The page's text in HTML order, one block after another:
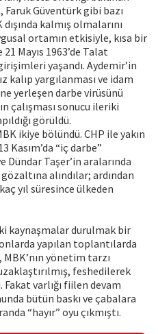
Faruk Güventürk gibi bazı
kalmış olmalarını
ortamın etkisiyle, kısa bir
Mayıs 1963’de Talat
yaşandı. Aydemir’in
kalıp yargılanması ve idam
yerleşen darbe virüsünü
çalışması sonucu ileriki
görüldü.
ikiye bölündü. CHP ile yakın
Kasım’da “iç darbe”
Dündar Taşer’in aralarında
alındılar; ardından
yıl süresince ülkeden
kaynaşmalar durulmak bir
yapılan toplantılarda
yönetim tarzı
feshedilerek
Fakat varlığı fiilen devam
bütün baskı ve çabalara
“hayır” oyu çıkmıştı.